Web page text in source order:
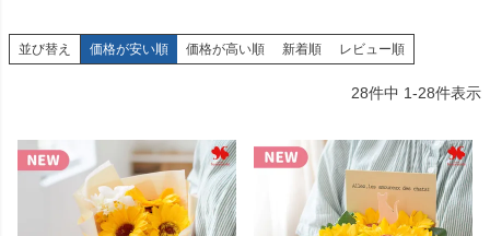
並び替え 価格が安い順 価格が高い順 新着順 レビュー順
28件中 1-28件表示